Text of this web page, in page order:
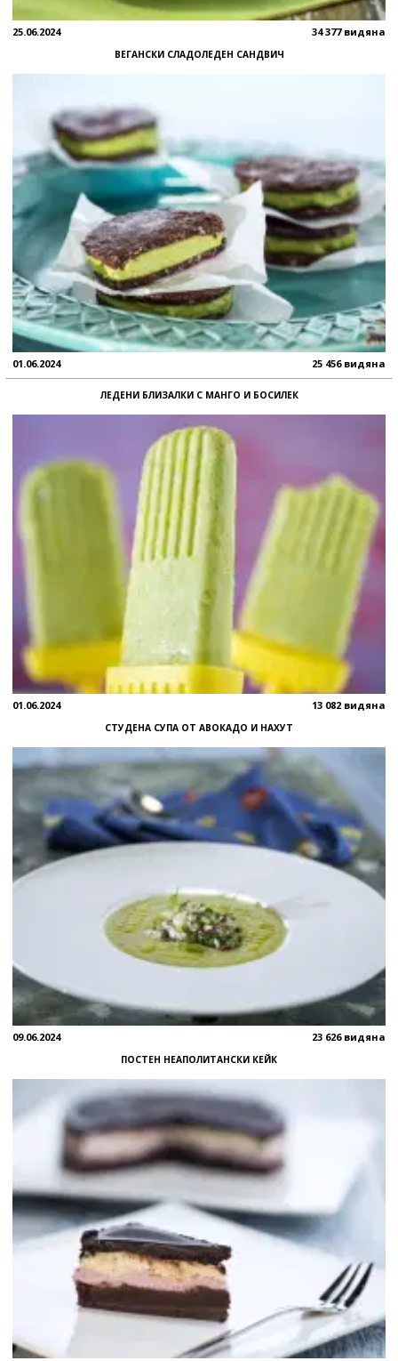
25.06.2024 34 377 видяна
ВЕГАНСКИ СЛАДОЛЕДЕН САНДВИЧ
01.06.2024 25 456 видяна
ЛЕДЕНИ БЛИЗАЛКИ С МАНГО И БОСИЛЕК
01.06.2024 13 082 видяна
СТУДЕНА СУПА ОТ АВОКАДО И НАХУТ
09.06.2024 23 626 видяна
ПОСТЕН НЕАПОЛИТАНСКИ КЕЙК